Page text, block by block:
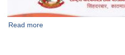
Read more